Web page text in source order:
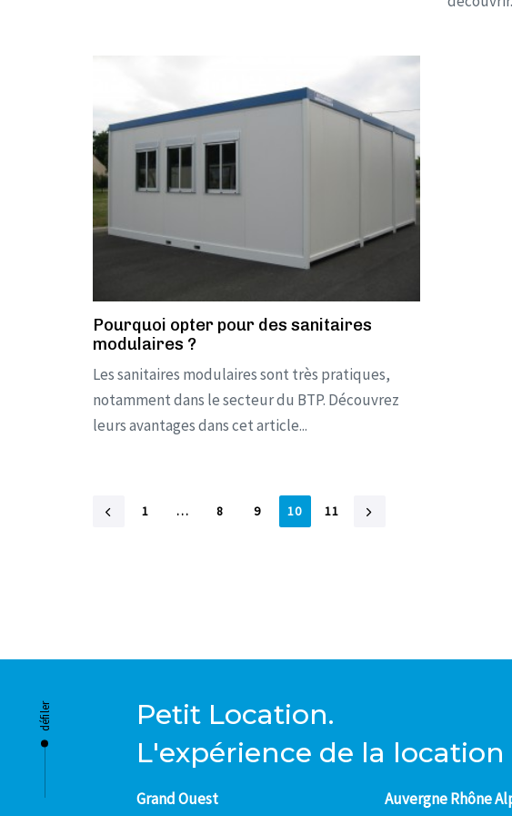
défiler
Pourquoi opter pour des sanitaires
modulaires ?
Les sanitaires modulaires sont très pratiques,
notamment dans le secteur du BTP. Découvrez
leurs avantages dans cet article...
1 … 8 9 10 11